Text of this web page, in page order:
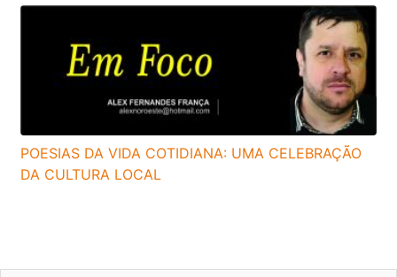
POESIAS DA VIDA COTIDIANA: UMA CELEBRAÇÃO
DA CULTURA LOCAL